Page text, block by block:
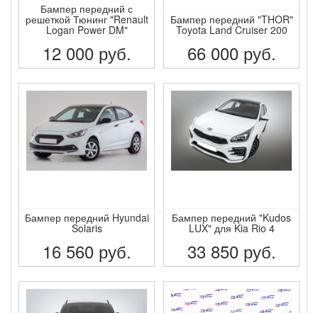
Бампер передний с
решеткой Тюнинг "Renault
Logan Power DM"
12 000 руб.
ПОДРОБНЕЕ
Бампер передний "THOR"
Toyota Land Cruiser 200
66 000 руб.
ПОДРОБНЕЕ
Бампер передний Hyundai
Solaris
16 560 руб.
ПОДРОБНЕЕ
Бампер передний "Kudos
LUX" для Kia Rio 4
33 850 руб.
ПОДРОБНЕЕ